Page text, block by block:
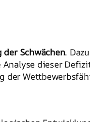
Schwächen.
dieser
der